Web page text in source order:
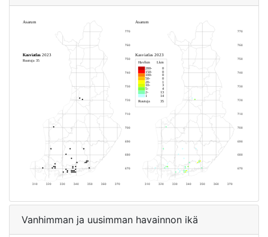
Vanhimman ja uusimman havainnon ikä